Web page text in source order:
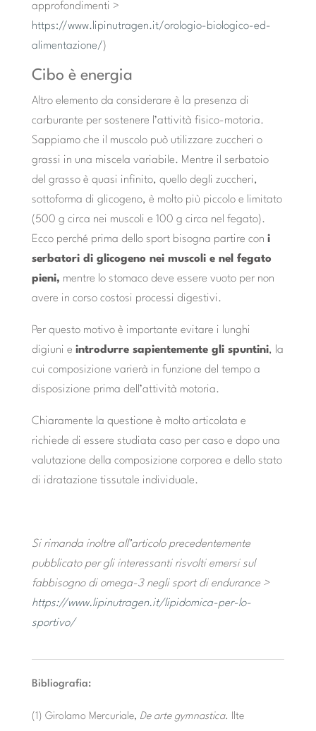
approfondimenti >
https://www.lipinutragen.it/orologio-biologico-ed-
alimentazione/)
Cibo è energia
Altro elemento da considerare è la presenza di
carburante per sostenere l’attività fisico-motoria.
Sappiamo che il muscolo può utilizzare zuccheri o
grassi in una miscela variabile. Mentre il serbatoio
del grasso è quasi infinito, quello degli zuccheri,
sottoforma di glicogeno, è molto più piccolo e limitato
(500 g circa nei muscoli e 100 g circa nel fegato).
Ecco perché prima dello sport bisogna partire con i
serbatori di glicogeno nei muscoli e nel fegato
pieni, mentre lo stomaco deve essere vuoto per non
avere in corso costosi processi digestivi.
Per questo motivo è importante evitare i lunghi
digiuni e introdurre sapientemente gli spuntini, la
cui composizione varierà in funzione del tempo a
disposizione prima dell’attività motoria.
Chiaramente la questione è molto articolata e
richiede di essere studiata caso per caso e dopo una
valutazione della composizione corporea e dello stato
di idratazione tissutale individuale.
Si rimanda inoltre all’articolo precedentemente
pubblicato per gli interessanti risvolti emersi sul
fabbisogno di omega-3 negli sport di endurance >
https://www.lipinutragen.it/lipidomica-per-lo-
sportivo/
Bibliografia:
(1) Girolamo Mercuriale, De arte gymnastica. Ilte